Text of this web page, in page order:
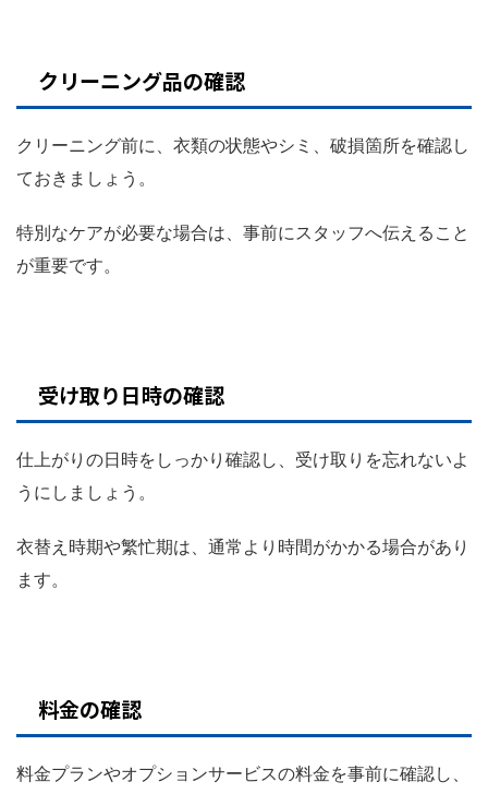
クリーニング品の確認
クリーニング前に、衣類の状態やシミ、破損箇所を確認し
ておきましょう。
特別なケアが必要な場合は、事前にスタッフへ伝えること
が重要です。
受け取り日時の確認
仕上がりの日時をしっかり確認し、受け取りを忘れないよ
うにしましょう。
衣替え時期や繁忙期は、通常より時間がかかる場合があり
ます。
料金の確認
料金プランやオプションサービスの料金を事前に確認し、